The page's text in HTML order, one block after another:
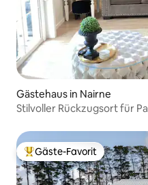
Gästehaus in Nairne
Stilvoller Rückzugsort für
Beliebter Gäste-Favorit.
Gäste-Favorit